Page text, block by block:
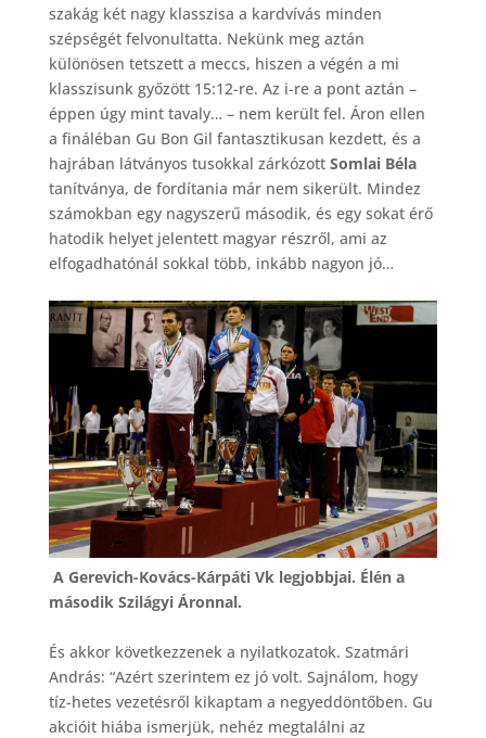
szakág két nagy klasszisa a kardvívás minden
szépségét felvonultatta. Nekünk meg aztán
különösen tetszett a meccs, hiszen a végén a mi
klasszisunk győzött 15:12-re. Az i-re a pont aztán –
éppen úgy mint tavaly… – nem került fel. Áron ellen
a fináléban Gu Bon Gil fantasztikusan kezdett, és a
hajrában látványos tusokkal zárkózott Somlai Béla
tanítványa, de fordítania már nem sikerült. Mindez
számokban egy nagyszerű második, és egy sokat érő
hatodik helyet jelentett magyar részről, ami az
elfogadhatónál sokkal több, inkább nagyon jó…
A Gerevich-Kovács-Kárpáti Vk legjobbjai. Élén a
második Szilágyi Áronnal.
És akkor következzenek a nyilatkozatok. Szatmári
András: “Azért szerintem ez jó volt. Sajnálom, hogy
tíz-hetes vezetésről kikaptam a negyeddöntőben. Gu
akcióit hiába ismerjük, nehéz megtalálni az